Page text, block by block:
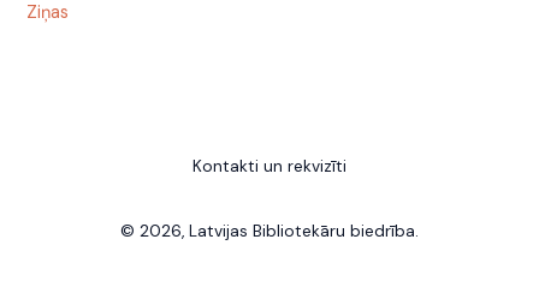
Ziņas
Kontakti un rekvizīti
© 2026, Latvijas Bibliotekāru biedrība.